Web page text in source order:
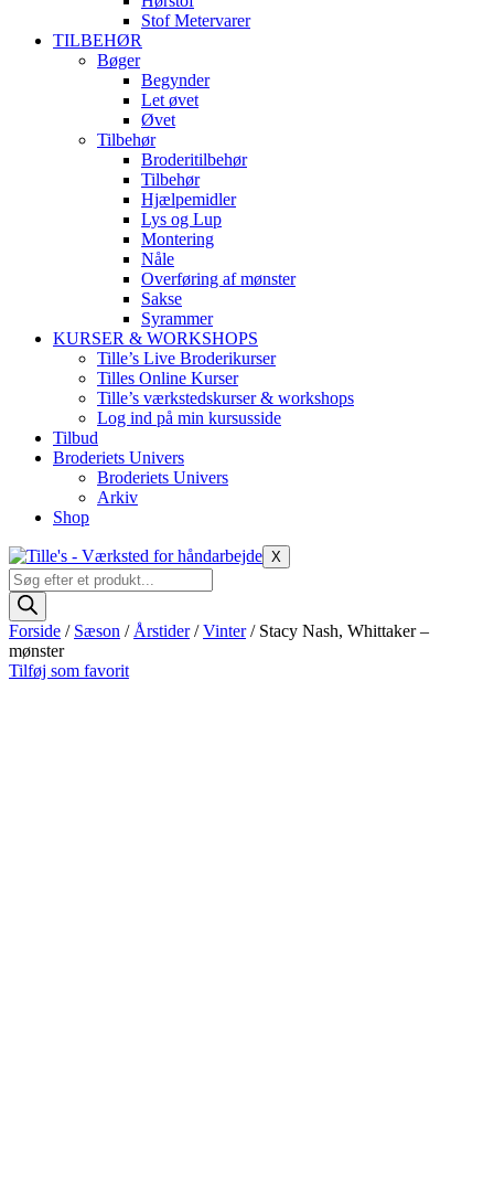
Stof Metervarer
TILBEHØR
Bøger
Begynder
Let øvet
Øvet
Tilbehør
Broderitilbehør
Tilbehør
Hjælpemidler
Lys og Lup
Montering
Nåle
Overføring af mønster
Sakse
Syrammer
KURSER & WORKSHOPS
Tille’s Live Broderikurser
Tilles Online Kurser
Tille’s værkstedskurser & workshops
Log ind på min kursusside
Tilbud
Broderiets Univers
Broderiets Univers
Arkiv
Shop
X
Products
search
Forside / Sæson / Årstider/Vinter/ Stacy Nash, Whittaker –
mønster
Tilføj som favorit